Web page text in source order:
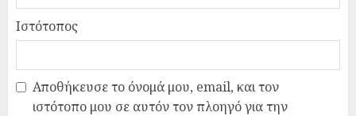
Ιστότοπος
Αποθήκευσε το όνομά μου, email, και τον
ιστότοπο μου σε αυτόν τον πλοηγό για την